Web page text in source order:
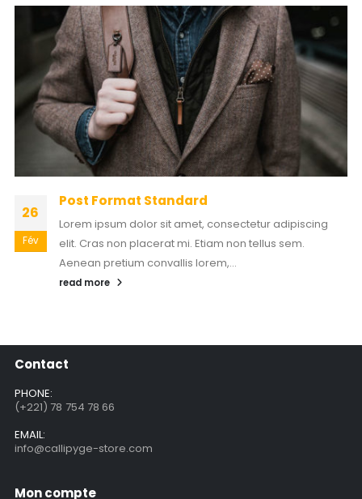
26
Fév
Post Format Standard
Lorem ipsum dolor sit amet, consectetur adipiscing
elit. Cras non placerat mi. Etiam non tellus sem.
Aenean pretium convallis lorem,...
read more
Contact
PHONE:
(+221) 78 754 78 66
EMAIL:
info@callipyge-store.com
Mon compte